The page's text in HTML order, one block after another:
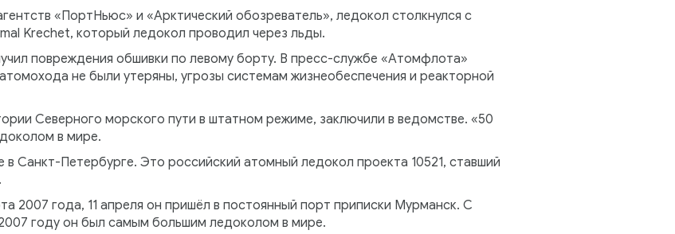
«ПортНьюс» и «Арктический обозреватель», ледокол столкнулся с
Krechet, который ледокол проводил через льды.
повреждения обшивки по левому борту. В пресс-службе «Атомфлота»
не были утеряны, угрозы системам жизнеобеспечения и реакторной
Северного морского пути в штатном режиме, заключили в ведомстве. «50
в мире.
в Санкт-Петербурге. Это российский атомный ледокол проекта 10521, ставший
2007 года, 11 апреля он пришёл в постоянный порт приписки Мурманск. С
году он был самым большим ледоколом в мире.